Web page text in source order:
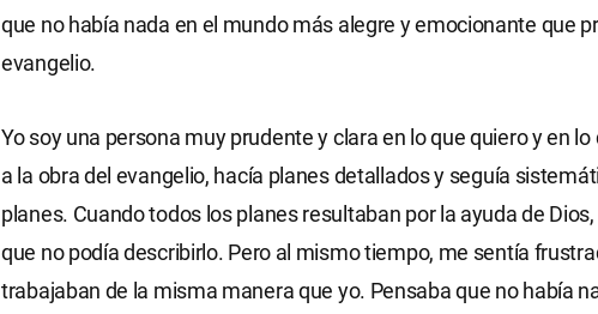
que no había nada en el mundo más alegre y emocionante que
evangelio.
Yo soy una persona muy prudente y clara en lo que quiero y en lo
a la obra del evangelio, hacía planes detallados y seguía
planes. Cuando todos los planes resultaban por la ayuda de
que no podía describirlo. Pero al mismo tiempo, me sentía
trabajaban de la misma manera que yo. Pensaba que no había